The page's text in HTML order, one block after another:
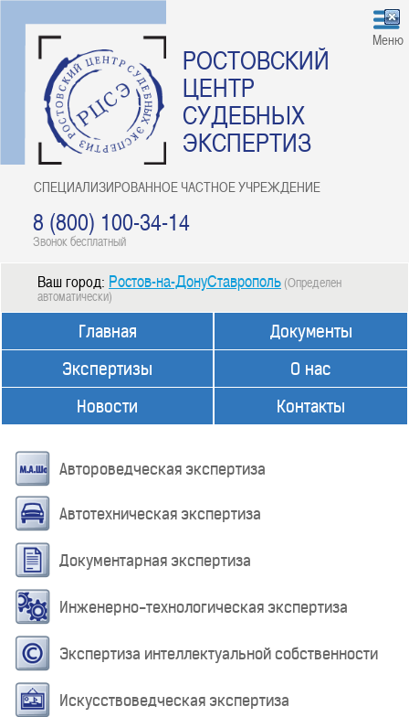
РОСТОВСКИЙ
ЦЕНТР
СУДЕБНЫХ
ЭКСПЕРТИЗ
СПЕЦИАЛИЗИРОВАННОЕ ЧАСТНОЕ УЧРЕЖДЕНИЕ
8 (800) 100-34-14
Звонок бесплатный
Меню
Ваш город: Ростов-на-ДонуСтаврополь (Определен
автоматически)
Главная
Экспертизы
Новости
Документы
О нас
Контакты
Автороведческая экспертиза
Автотехническая экспертиза
Документарная экспертиза
Инженерно-технологическая экспертиза
Экспертиза интеллектуальной собственности
Искусствоведческая экспертиза